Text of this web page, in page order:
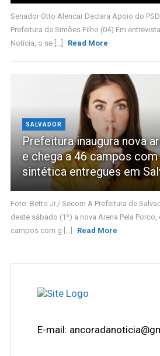
Senador Otto Alencar Declara Apoio do
Prefeitura de Simões Filho (04) Em
Notícia, o se [...]
Read More
SALVADOR
Prefeitura inaugura nova
e chega a 46 campos
sintética entregues em
Foto: Betto Jr./ Secom A Prefeitura de
deste sábado (1º) a nova Arena Pela Porco,
campos com g [...]
Read More
E-mail: